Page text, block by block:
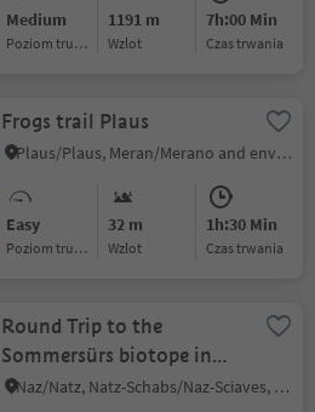
Medium
Poziom trudności
1191 m
Wzlot
7h:00 Min
czas trwania
Frogs trail Plaus
Plaus/Plaus, Meran/Merano and environs
Easy
Poziom trudności
32 m
Wzlot
1h:30 Min
czas trwania
Round Trip to the
Sommersürs biotope in
Natz
Naz/Natz, Natz-Schabs/Naz-Sciaves, Brixen/Bressanone and environs